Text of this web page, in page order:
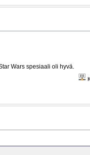
Wars spesiaali oli hyvä.